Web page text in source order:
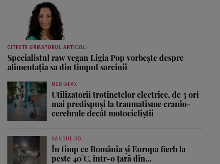
CITESTE URMATORUL ARTICOL:
Specialistul raw vegan Ligia Pop vorbeşte despre
alimentaţia sa din timpul sarcinii
MEDIAFAX
Utilizatorii trotinetelor electrice, de 3 ori
mai predispuși la traumatisme cranio-
cerebrale decât motocicliștii
GANDUL.RO
În timp ce România și Europa fierb la
peste 40°C, într-o țară din...